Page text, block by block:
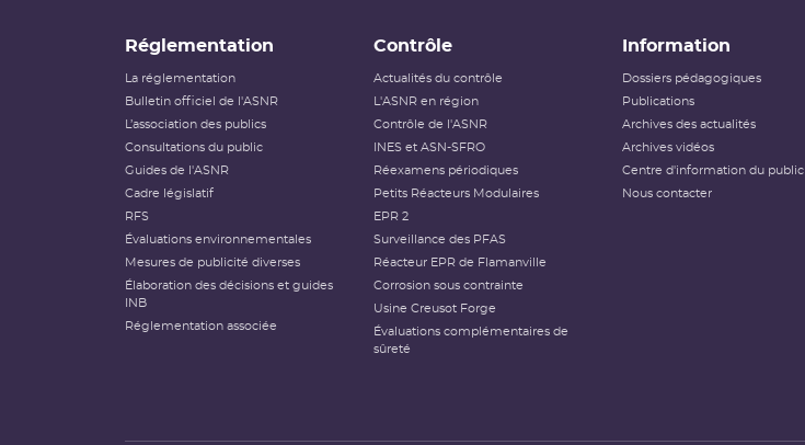
Réglementation
La réglementation
Bulletin officiel de l'ASNR
L’association des publics
Consultations du public
Guides de l'ASNR
Cadre législatif
RFS
Évaluations environnementales
Mesures de publicité diverses
Élaboration des décisions et guides
INB
Réglementation associée
Contrôle
Actualités du contrôle
L'ASNR en région
Contrôle de l'ASNR
INES et ASN-SFRO
Réexamens périodiques
Petits Réacteurs Modulaires
EPR 2
Surveillance des PFAS
Réacteur EPR de Flamanville
Corrosion sous contrainte
Usine Creusot Forge
Évaluations complémentaires de
sûreté
Information
Dossiers pédagogiques
Publications
Archives des actualités
Archives vidéos
Centre d'information du public
Nous contacter